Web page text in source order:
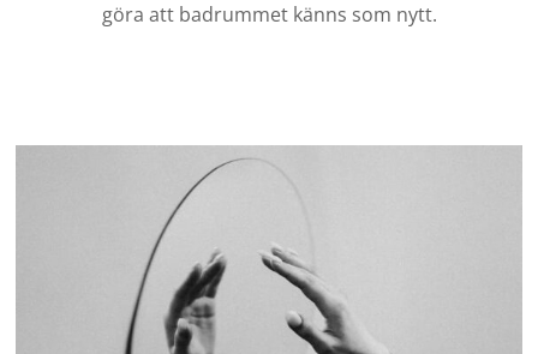
göra att badrummet känns som nytt.